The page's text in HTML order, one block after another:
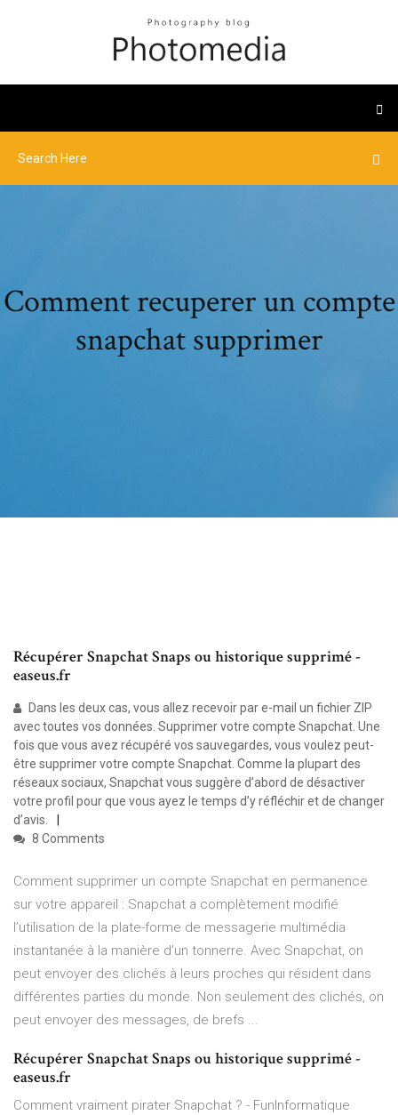
Comment recuperer un compte
snapchat supprimer
Récupérer Snapchat Snaps ou historique supprimé -
easeus.fr
Dans les deux cas, vous allez recevoir par e-mail un fichier ZIP
avec toutes vos données. Supprimer votre compte Snapchat. Une
fois que vous avez récupéré vos sauvegardes, vous voulez peut-
être supprimer votre compte Snapchat. Comme la plupart des
réseaux sociaux, Snapchat vous suggère d’abord de désactiver
votre profil pour que vous ayez le temps d’y réfléchir et de changer
d’avis.
8 Comments
Comment supprimer un compte Snapchat en permanence
sur votre appareil : Snapchat a complètement modifié
l’utilisation de la plate-forme de messagerie multimédia
instantanée à la manière d’un tonnerre. Avec Snapchat, on
peut envoyer des clichés à leurs proches qui résident dans
différentes parties du monde. Non seulement des clichés, on
peut envoyer des messages, de brefs ...
Récupérer Snapchat Snaps ou historique supprimé -
easeus.fr
Comment vraiment pirater Snapchat ? - FunInformatique